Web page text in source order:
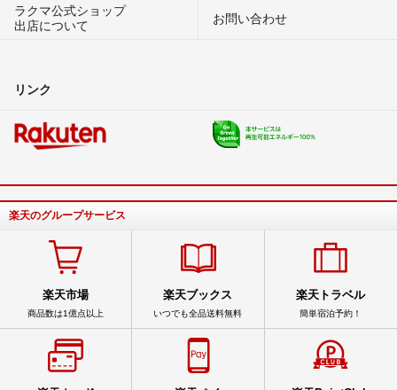
ラクマ公式ショップ
出店について
お問い合わせ
リンク
楽天のグループサービス
楽天市場
商品数は1億点以上
楽天ブックス
いつでも全品送料無料
楽天トラベル
簡単宿泊予約！